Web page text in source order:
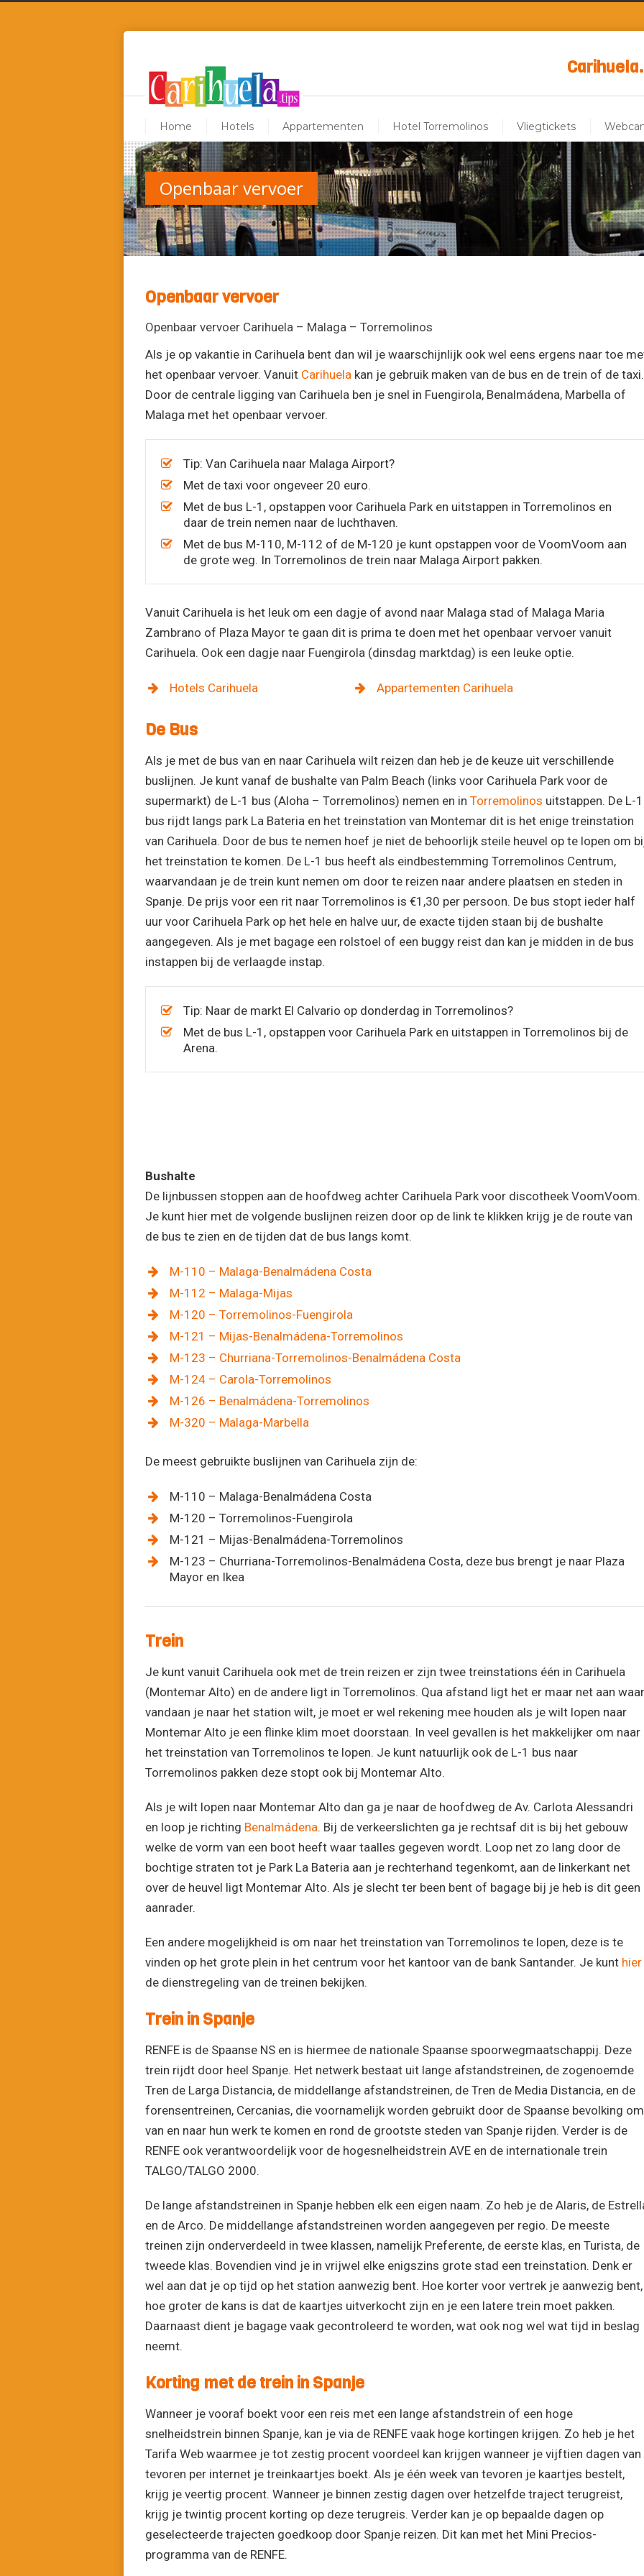
Home Hotels Appartementen Hotel Torremolinos Vliegtickets
Openbaar vervoer
Openbaar vervoer
Openbaar vervoer Carihuela – Malaga – Torremolinos
Als je op vakantie in Carihuela bent dan wil je waarschijnlijk ook wel eens ergens naar toe
het openbaar vervoer. Vanuit Carihuela kan je gebruik maken van de bus en de trein of de taxi.
Door de centrale ligging van Carihuela ben je snel in Fuengirola, Benalmádena, Marbella of
Malaga met het openbaar vervoer.
Tip: Van Carihuela naar Malaga Airport?
Met de taxi voor ongeveer 20 euro.
Met de bus L-1, opstappen voor Carihuela Park en uitstappen in Torremolinos en
daar de trein nemen naar de luchthaven.
Met de bus M-110, M-112 of de M-120 je kunt opstappen voor de VoomVoom aan
de grote weg. In Torremolinos de trein naar Malaga Airport pakken.
Vanuit Carihuela is het leuk om een dagje of avond naar Malaga stad of Malaga Maria
Zambrano of Plaza Mayor te gaan dit is prima te doen met het openbaar vervoer vanuit
Carihuela. Ook een dagje naar Fuengirola (dinsdag marktdag) is een leuke optie.
Hotels Carihuela Appartementen Carihuela
De Bus
Als je met de bus van en naar Carihuela wilt reizen dan heb je de keuze uit verschillende
buslijnen. Je kunt vanaf de bushalte van Palm Beach (links voor Carihuela Park voor de
supermarkt) de L-1 bus (Aloha – Torremolinos) nemen en in Torremolinos uitstappen. De L-1
bus rijdt langs park La Bateria en het treinstation van Montemar dit is het enige treinstation
van Carihuela. Door de bus te nemen hoef je niet de behoorlijk steile heuvel op te lopen om
het treinstation te komen. De L-1 bus heeft als eindbestemming Torremolinos Centrum,
waarvandaan je de trein kunt nemen om door te reizen naar andere plaatsen en steden in
Spanje. De prijs voor een rit naar Torremolinos is €1,30 per persoon. De bus stopt ieder half
uur voor Carihuela Park op het hele en halve uur, de exacte tijden staan bij de bushalte
aangegeven. Als je met bagage een rolstoel of een buggy reist dan kan je midden in de bus
instappen bij de verlaagde instap.
Tip: Naar de markt El Calvario op donderdag in Torremolinos?
Met de bus L-1, opstappen voor Carihuela Park en uitstappen in Torremolinos bij de
Arena.
Bushalte
De lijnbussen stoppen aan de hoofdweg achter Carihuela Park voor discotheek VoomVoom.
Je kunt hier met de volgende buslijnen reizen door op de link te klikken krijg je de route van
de bus te zien en de tijden dat de bus langs komt.
M-110 – Malaga-Benalmádena Costa
M-112 – Malaga-Mijas
M-120 – Torremolinos-Fuengirola
M-121 – Mijas-Benalmádena-Torremolinos
M-123 – Churriana-Torremolinos-Benalmádena Costa
M-124 – Carola-Torremolinos
M-126 – Benalmádena-Torremolinos
M-320 – Malaga-Marbella
De meest gebruikte buslijnen van Carihuela zijn de:
M-110 – Malaga-Benalmádena Costa
M-120 – Torremolinos-Fuengirola
M-121 – Mijas-Benalmádena-Torremolinos
M-123 – Churriana-Torremolinos-Benalmádena Costa, deze bus brengt je naar Plaza
Mayor en Ikea
Trein
Je kunt vanuit Carihuela ook met de trein reizen er zijn twee treinstations één in Carihuela
(Montemar Alto) en de andere ligt in Torremolinos. Qua afstand ligt het er maar net aan waar
vandaan je naar het station wilt, je moet er wel rekening mee houden als je wilt lopen naar
Montemar Alto je een flinke klim moet doorstaan. In veel gevallen is het makkelijker om naar
het treinstation van Torremolinos te lopen. Je kunt natuurlijk ook de L-1 bus naar
Torremolinos pakken deze stopt ook bij Montemar Alto.
Als je wilt lopen naar Montemar Alto dan ga je naar de hoofdweg de Av. Carlota Alessandri
en loop je richting Benalmádena. Bij de verkeerslichten ga je rechtsaf dit is bij het gebouw
welke de vorm van een boot heeft waar taalles gegeven wordt. Loop net zo lang door de
bochtige straten tot je Park La Bateria aan je rechterhand tegenkomt, aan de linkerkant net
over de heuvel ligt Montemar Alto. Als je slecht ter been bent of bagage bij je heb is dit geen
aanrader.
Een andere mogelijkheid is om naar het treinstation van Torremolinos te lopen, deze is te
vinden op het grote plein in het centrum voor het kantoor van de bank Santander. Je kunt hier
de dienstregeling van de treinen bekijken.
Trein in Spanje
RENFE is de Spaanse NS en is hiermee de nationale Spaanse spoorwegmaatschappij. Deze
trein rijdt door heel Spanje. Het netwerk bestaat uit lange afstandstreinen, de zogenoemde
Tren de Larga Distancia, de middellange afstandstreinen, de Tren de Media Distancia, en de
forensentreinen, Cercanias, die voornamelijk worden gebruikt door de Spaanse bevolking om
van en naar hun werk te komen en rond de grootste steden van Spanje rijden. Verder is de
RENFE ook verantwoordelijk voor de hogesnelheidstrein AVE en de internationale trein
TALGO/TALGO 2000.
De lange afstandstreinen in Spanje hebben elk een eigen naam. Zo heb je de Alaris, de
en de Arco. De middellange afstandstreinen worden aangegeven per regio. De meeste
treinen zijn onderverdeeld in twee klassen, namelijk Preferente, de eerste klas, en Turista, de
tweede klas. Bovendien vind je in vrijwel elke enigszins grote stad een treinstation. Denk er
wel aan dat je op tijd op het station aanwezig bent. Hoe korter voor vertrek je aanwezig bent,
hoe groter de kans is dat de kaartjes uitverkocht zijn en je een latere trein moet pakken.
Daarnaast dient je bagage vaak gecontroleerd te worden, wat ook nog wel wat tijd in beslag
neemt.
Korting met de trein in Spanje
Wanneer je vooraf boekt voor een reis met een lange afstandstrein of een hoge
snelheidstrein binnen Spanje, kan je via de RENFE vaak hoge kortingen krijgen. Zo heb je het
Tarifa Web waarmee je tot zestig procent voordeel kan krijgen wanneer je vijftien dagen van
tevoren per internet je treinkaartjes boekt. Als je één week van tevoren je kaartjes bestelt,
krijg je veertig procent. Wanneer je binnen zestig dagen over hetzelfde traject terugreist,
krijg je twintig procent korting op deze terugreis. Verder kan je op bepaalde dagen op
geselecteerde trajecten goedkoop door Spanje reizen. Dit kan met het Mini Precios-
programma van de RENFE.